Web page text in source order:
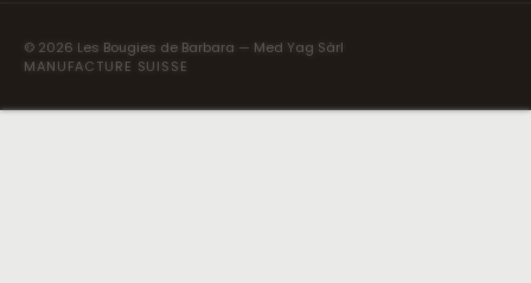
© 2026 Les Bougies de Barbara — Med Yag Sàrl
MANUFACTURE SUISSE